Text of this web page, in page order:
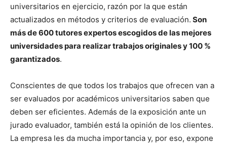
universitarios en ejercicio, razón por la que están
actualizados en métodos y criterios de evaluación. Son
más de 600 tutores expertos escogidos de las mejores
universidades para realizar trabajos originales y 100 %
garantizados.
Conscientes de que todos los trabajos que ofrecen van a
ser evaluados por académicos universitarios saben que
deben ser eficientes. Además de la exposición ante un
jurado evaluador, también está la opinión de los clientes.
La empresa les da mucha importancia y, por eso, expone